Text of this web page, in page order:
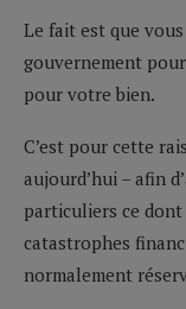
Le fait est que
gouvernement
pour votre bien.
C’est pour cette
aujourd’hui – afin
particuliers ce
catastrophes
normalement